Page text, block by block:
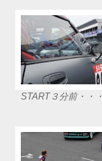
START３分前・・・